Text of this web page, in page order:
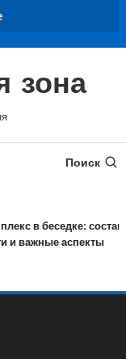
зона
Поиск
в беседке: состав,
и важные аспекты